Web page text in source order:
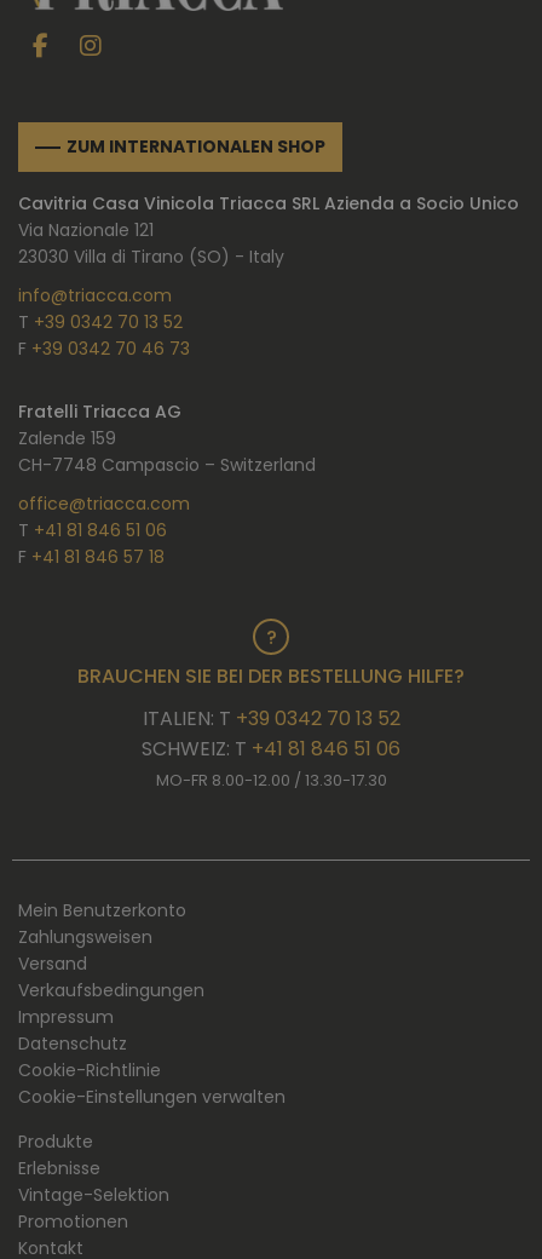
ZUM INTERNATIONALEN SHOP
Cavitria Casa Vinicola Triacca SRL Azienda a Socio Unico
Via Nazionale 121
23030 Villa di Tirano (SO) - Italy
info@triacca.com
T +39 0342 70 13 52
F +39 0342 70 46 73
Fratelli Triacca AG
Zalende 159
CH-7748 Campascio – Switzerland
office@triacca.com
T +41 81 846 51 06
F +41 81 846 57 18
BRAUCHEN SIE BEI DER BESTELLUNG HILFE?
ITALIEN: T +39 0342 70 13 52
SCHWEIZ: T +41 81 846 51 06
MO-FR 8.00-12.00 / 13.30-17.30
Mein Benutzerkonto
Zahlungsweisen
Versand
Verkaufsbedingungen
Impressum
Datenschutz
Cookie-Richtlinie
Cookie-Einstellungen verwalten
Produkte
Erlebnisse
Vintage-Selektion
Promotionen
Kontakt